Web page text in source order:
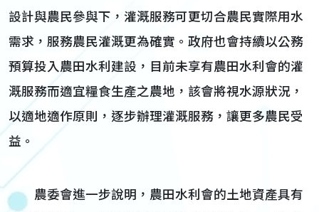
設計與農民參與下，灌溉服務可更切合農民實際用水
需求，服務農民灌溉更為確實。政府也會持續以公務
預算投入農田水利建設，目前未享有農田水利會的灌
溉服務而適宜糧食生產之農地，該會將視水源狀況，
以適地適作原則，逐步辦理灌溉服務，讓更多農民受
益。
農委會進一步說明，農田水利會的土地資產具有